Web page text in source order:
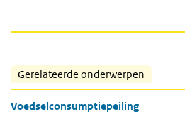
Gerelateerde onderwerpen
Voedselconsumptiepeiling